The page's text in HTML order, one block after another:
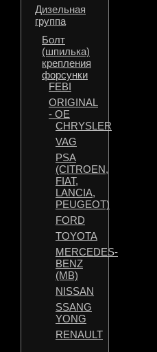
Дизельная
группа
Болт
(шпилька)
крепления
форсунки
FEBI
ORIGINAL
- OE
CHRYSLER
VAG
PSA
(CITROEN,
FIAT,
LANCIA,
PEUGEOT)
FORD
TOYOTA
MERCEDES-
BENZ
(MB)
NISSAN
SSANG
YONG
RENAULT